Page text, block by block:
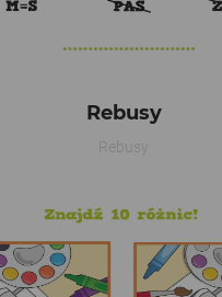
Rebusy
Rebusy